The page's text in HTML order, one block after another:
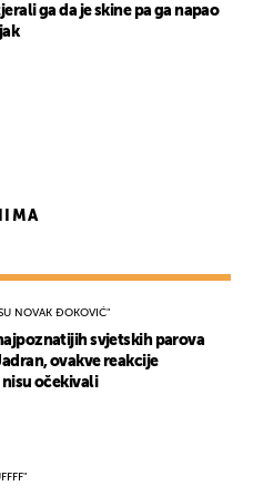
ga da je skine pa ga napao
NOVAK ĐOKOVIĆ"
svjetskih parova
ovakve reakcije
očekivali